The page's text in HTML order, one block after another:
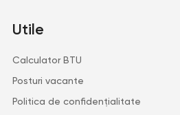
Utile
Calculator BTU
Posturi vacante
Politica de confidențialitate